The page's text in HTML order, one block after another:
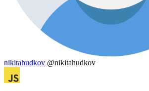
nikitahudkov @nikitahudkov